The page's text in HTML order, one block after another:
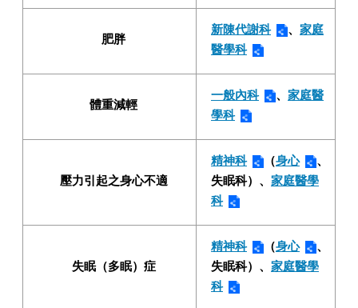
肥胖
新陳代謝科 、 家庭
醫學科
體重減輕
一般內科 、 家庭醫
學科
壓力引起之身心不適
精神科 （身心
、
失眠科）、 家庭醫學
科
失眠（多眠）症
精神科 （身心
、
失眠科）、 家庭醫學
科